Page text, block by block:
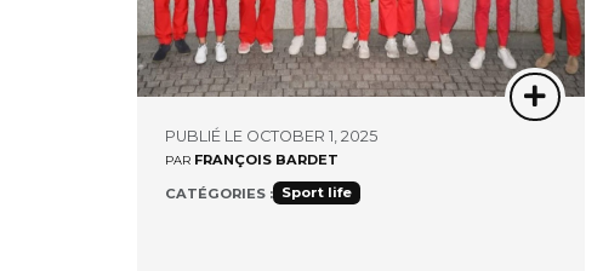
PUBLIÉ LE OCTOBER 1, 2025
PAR FRANÇOIS BARDET
CATÉGORIES : Sport life